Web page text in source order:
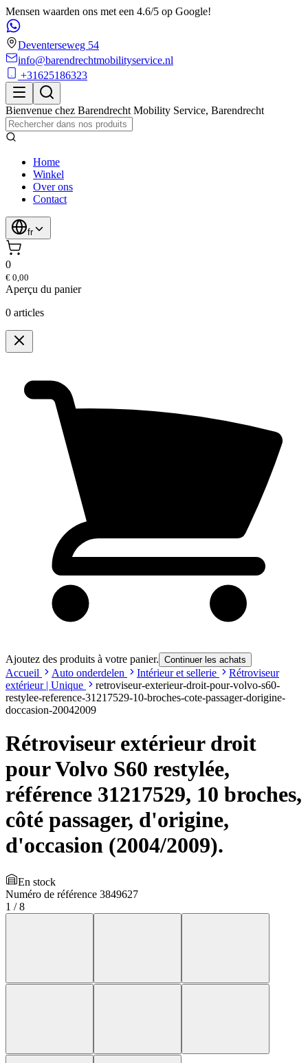
Mensen waarden ons met een 4.6/5 op Google!
Deventerseweg 54
info@barendrechtmobilityservice.nl
+31625186323
Bienvenue chez Barendrecht Mobility Service, Barendrecht
Home
Winkel
Over ons
Contact
fr
0
€ 0,00
Aperçu du panier
0 articles
Ajoutez des produits à votre panier. Continuer les achats
Accueil Auto onderdelen Intérieur et sellerie
Rétroviseur
extérieur | Unique
retroviseur-exterieur-droit-pour-volvo-s60-
restylee-reference-31217529-10-broches-cote-passager-dorigine-
doccasion-20042009
Rétroviseur extérieur droit
pour Volvo S60 restylée,
référence 31217529, 10 broches,
côté passager, d'origine,
d'occasion (2004/2009).
En stock
Numéro de référence 3849627
1 /8